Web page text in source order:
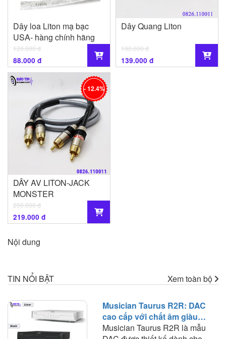
Dây loa Liton mạ bạc
USA- hàng chính hãng
120.000 đ
88.000 đ
Dây Quang Liton
190.000 đ
139.000 đ
- 12.4%
DÂY AV LITON-JACK
MONSTER
250.000 đ
219.000 đ
Nội dung
TIN NỔI BẬT Xem toàn bộ
Musician Taurus R2R: DAC
cao cấp với chất âm giàu
nhạc tính và khả năng phối
Musician Taurus R2R là mẫu